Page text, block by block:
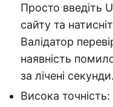
Просто введіть
сайту та
Валідатор
наявність
за лічені секунди.
Висока